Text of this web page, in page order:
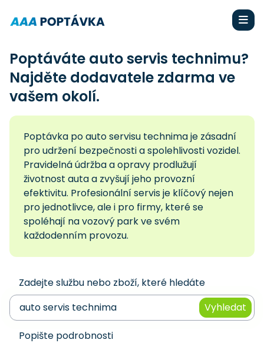
Poptáváte auto servis technimu?
Najděte dodavatele zdarma ve
vašem okolí.
Poptávka po auto servisu technima je zásadní
pro udržení bezpečnosti a spolehlivosti vozidel.
Pravidelná údržba a opravy prodlužují
životnost auta a zvyšují jeho provozní
efektivitu. Profesionální servis je klíčový nejen
pro jednotlivce, ale i pro firmy, které se
spoléhají na vozový park ve svém
každodenním provozu.
Zadejte službu nebo zboží, které hledáte
Vyhledat
Popište podrobnosti